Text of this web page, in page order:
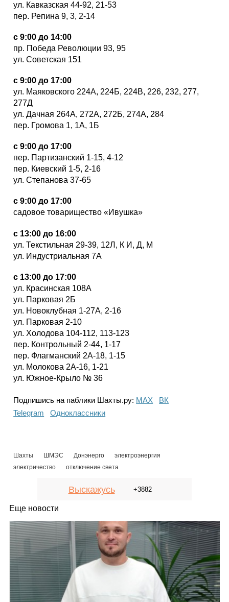
ул. Кавказская 44-92, 21-53
пер. Репина 9, 3, 2-14
с 9:00 до 14:00
пр. Победа Революции 93, 95
ул. Советская 151
с 9:00 до 17:00
ул. Маяковского 224А, 224Б, 224В, 226, 232, 277,
277Д
ул. Дачная 264А, 272А, 272Б, 274А, 284
пер. Громова 1, 1А, 1Б
с 9:00 до 17:00
пер. Партизанский 1-15, 4-12
пер. Киевский 1-5, 2-16
ул. Степанова 37-65
с 9:00 до 17:00
садовое товарищество «Ивушка»
с 13:00 до 16:00
ул. Текстильная 29-39, 12Л, К И, Д, М
ул. Индустриальная 7А
с 13:00 до 17:00
ул. Красинская 108А
ул. Парковая 2Б
ул. Новоклубная 1-27А, 2-16
ул. Парковая 2-10
ул. Холодова 104-112, 113-123
пер. Контрольный 2-44, 1-17
пер. Флагманский 2А-18, 1-15
ул. Молокова 2А-16, 1-21
ул. Южное-Крыло № 36
Подпишись на паблики Шахты.ру: МАХ
ВК
Telegram
Одноклассники
Шахты ШМЭС Донэнерго
электроэнергия
электричество
отключение света
Выскажусь +3882
Еще новости